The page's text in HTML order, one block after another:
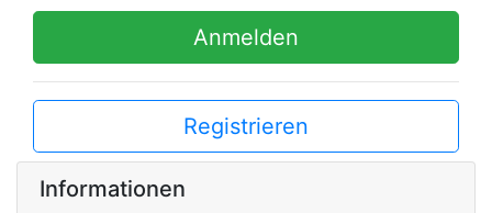
Anmelden
Registrieren
Informationen